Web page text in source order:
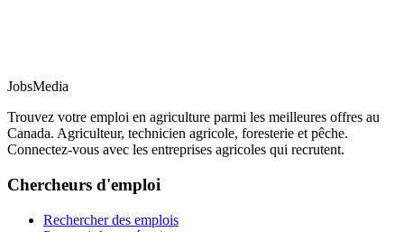
JobsMedia
Trouvez votre emploi en agriculture parmi les meilleures offres au
Canada. Agriculteur, technicien agricole, foresterie et pêche.
Connectez-vous avec les entreprises agricoles qui recrutent.
Chercheurs d'emploi
Rechercher des emplois